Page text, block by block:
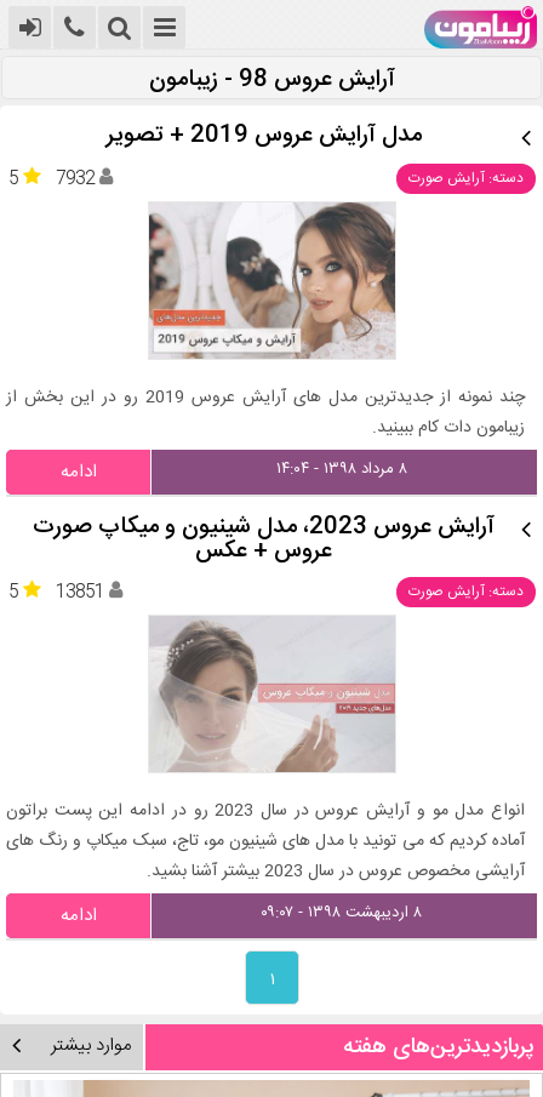
آرایش عروس 98 - زیبامون
مدل آرایش عروس 2019 + تصویر
دسته: آرایش صورت 5 7932
چند نمونه از جدیدترین مدل های آرایش عروس 2019 رو در این بخش از
زیبامون دات کام ببینید.
۸ مرداد ۱۳۹۸ - ۱۴:۰۴ ادامه
آرایش عروس 2023، مدل شینیون و میکاپ صورت
عروس + عکس
دسته: آرایش صورت 5 13851
انواع مدل مو و آرایش عروس در سال 2023 رو در ادامه این پست براتون
آماده کردیم که می تونید با مدل های شینیون مو، تاج، سبک میکاپ و رنگ های
آرایشی مخصوص عروس در سال 2023 بیشتر آشنا بشید.
۸ اردیبهشت ۱۳۹۸ - ۰۹:۰۷ ادامه
۱
پربازدیدترین‌های هفته موارد بیشتر